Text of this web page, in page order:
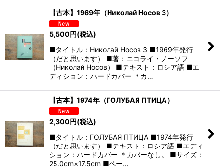
【古本】1969年（Николай Носов 3）
5,500円(税込)
■タイトル：Николай Носов 3 ■1969年発行
（だと思います） ■著：ニコライ・ノーソフ
（Николай Носов） ■テキスト：ロシア語 ■エ
ディション：ハードカバー ＊カ…
【古本】1974年（ГОЛУБАЯ ПТИЦА）
2,300円(税込)
■タイトル：ГОЛУБАЯ ПТИЦА ■1974年発行
（だと思います） ■テキスト：ロシア語 ■エディ
ション：ハードカバー ＊カバーなし。 ■サイズ：
25.0cm×17.5cm ■ペー…